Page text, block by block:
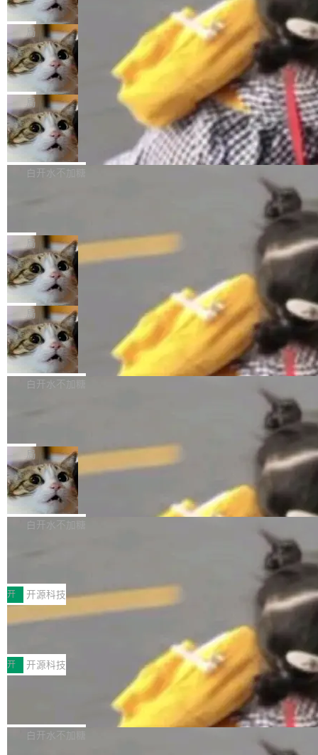
数字电视技术方向的博士生，长期从事视频、音
频技...
超出原定预算 860%。 更令人意外的是，该项目
最终并未成功落地，而高额算力消耗持续运行长
达 5 个月，公司直到财务对账时才察觉异常。这
意味着一个无人看管的 AI 程序，在近半年时间
里日夜不停地"烧钱"。 复盘显示，...
2027 年就能追上美国前沿实验室的水平。 Dela
ngue 把原因归结为一件事：开放协作。中国的
AI 开发者在一个共享和协作的生态里加速迭代，
而美国模型厂商在"闭门造车"。他的原话是 "buil
ding in silos"——各自为战，互不通气。 这个判
断从他嘴里说出来分量不同。Hugging Face 是
全球最大的开源 AI 平台，上面跑着上百万个模
型。谁在开源赛道上领先，...
统，开发者工具必须开源
五年前，David Crawshaw 问过很多软件工程师
一个问题：你写过什么给自己用的程序？答案几
乎都是没有。工程师们整天用别人写的程序写程
序给别人用。偶尔有人自己写个博客系统、智能
家居控制、家庭实验室，都算稀奇事。 Crawsh
aw 是 Shelley 的作者，一个开源 AI coding age
nt。他最近在博客上写了一篇文章，核心论点很
简单：开发者工具必须开源。 理由不是传统的自
由软件情怀，而是一个跟 AI agent 直接相关的
技术判断。 两行 prompt 就能个性化任何软件 C
局
DeepSeek Harness 宣布内测邀请，全
网最大规模开源 Agent 路演现场诞生
一条内测招募帖，发出去的时候大概没人想到它
会变成一场开源 Agent 生态的路演。 8月1日，
DeepSeek Harness 团队负责人崔添翼（tiany
i）在 X 上发帖： 「如果你是 Agent Harness 相
关开源项目的开发者，希望参加 DeepSeek Har
ness 的内测，可以回复或私信联系我。请附上
Harness 负责把能力落到真实环境中——调用工
具、读写文件、管理上下文、处理错误、完成闭
环。崔添翼招人的标...
局
商汤 SenseNova U1.5-Lite-Preview
开源
商汤科技宣布面向社区开源轻量级统一多模态模
型的预览版本 SenseNova U1.5-Lite-Preview。
理解、推理、生成与编辑，还仅以 8B-MoT 的轻
量大小，将能力推进到4K、更精细的真实质感、
更复杂的视觉控制和可持续迭代编辑。 相比 U
1，U1.5-Lite-Preview 在以下方向上带来了显著
提升： 原生支持4K图像生成； 更精细的局部纹
理、细节与真实世界质感； 更准确的中英文文字
生成与复杂版式组织； 更稳定的图...
白开水不加糖
nap。这次是 hwctl——一个用来检查 Ubuntu
硬件认证状态的命令行工具。 Canonical 工程师
Alan Griffiths 在邮件列表中说得很直白：「hwc
tl 是一个 Ubuntu 专有的包，它和它的依赖项都
是 Ubuntu 专有的，不会用在其他发行版上。」
所以 deb 版本的受众实际上为零。既然只有 Ub
untu 用户在用，那用 snap 打包就没什么可纠结
的。 从 deb 到 snap 的迁移路径 hwctl 是 rust-
hwlib 硬件 API 库的一部分，命令行工具负责查
局
Dario Amodei 担心新人来 Anthropic
只为金钱，不为使命
顶级 AI 研究员在两家公司之间来回跳，中间只
隔了几天。 Lilian Weng 上周刚宣布因健康原因
离开 Thinking Machines Lab，说自己作为联合
创始人的角色「太累了」。几天后，The Inform
ation 就曝出她将重回 OpenAI，负责递归自我
改进方向的研究。她是 Thinking Machines 过
一在人才争夺战中失血的公司。六月，Google
连失两员大将：Noam Shazeer 去了 Op...
局
FFmpeg 9.0 发布
FFmpeg 9.0 现已发布，包含多项改进。官方更
新日志列出的 9.0 版本主要更新内容如下： 扩
er HE-AAC 960 解码 (DAB+) transpose_cuda
filter 添加 AMF Frame Rate Converter (vf_frc
_amf) filter SMPTE 2094-50 元数据支持和直
通 ProRes RAW VideoToolbox 硬件加速器 AP
V ...
白开水不加糖
Code 在 X 上发帖：「DeepSeek Flash did 8T
tokens on August 1st. 5T of free usage + 3T
on OpenCode Go.」79.8 万次浏览，连带着 #
DeepSeek一天消耗了8万亿# 上了微博热搜——
注意这是 OpenCode 一家的消耗。 OpenCode
不完。」5T 来自免费额度，3T 来自 Go...
局
NetBSD 11.0 正式发布
NetBSD 11.0 现已正式发布，这是 NetBSD 操
作系统的第十八个主要版本。 自 NetBSD 10.1
ve JH71XX 的设备，例如 VisionFive 2、PINE
64 STAR64，以及 QEMU。 增强了对 POSIX.1
-2024 和 C23 编程接口标准的兼容性。 compat
_linux(8) 增强了对 Linux 系统调用的支持，包
括 epoll（围绕 kqueue 实现）、POSIX 消息队
列、...
白开水不加糖
案
享会在上海举办。鸿蒙生态的全场景智慧营销平
台鲸鸿动能协同华为游戏中心，面向游戏行业开
发者及生态伙伴，系统呈现了平台在游戏领域的
完整能力版图——从IAP高价值用户的全周期经
营、到IAA游戏的“买变一体”正循环、再到联运与
广告协同的全链路经营闭环，以及面向全球市场
的出海增长布局。 华为终端云业务商业化销售负
责人在开场致辞中表示，游戏开发者的核心诉求
已不再是“多一个投放渠道”，而是一套能够持续
开 开源科技
技嘉X3D系列再添新成员 B850 AORU
面向AMD Ryzen X3D处理器玩家，技嘉X3D系
列主板阵容迎来新成员——B850 AORUS ELITE
X3D。作为面向主流高性能平台打造的全新主板
产品，B850 AORUS ELITE X3D延续技嘉在X3
D平台优化上的技术积累，旨在为游戏玩家带来
更稳定、更高效的装机选择。 B850 AORUS ELI
开 开源科技
Zadig v5.0 发布：AI 发布专员与 AI 审
我们团队这几天最大的卡点不是 AI 写得不够
好，是 AI 写得太好了。 好到审查排期从两天的
白开水不加糖